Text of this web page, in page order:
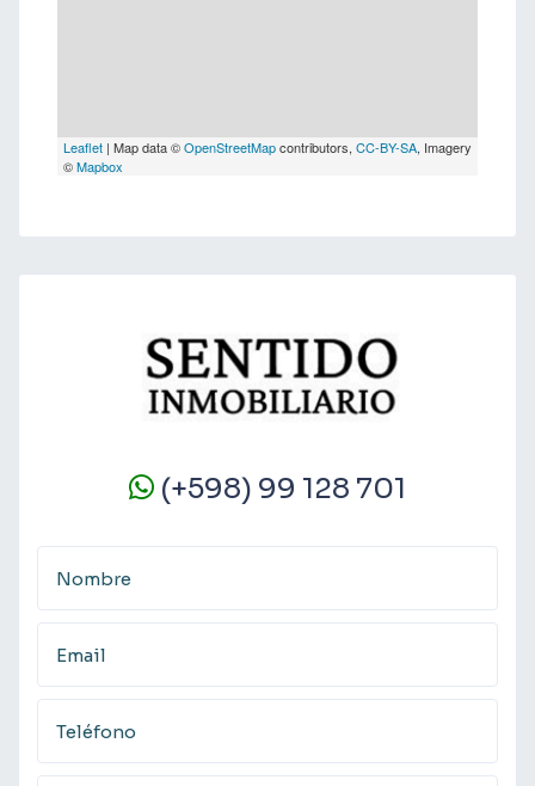
Leaflet | Map data ©OpenStreetMapcontributors, CC-BY-SA, Imagery
©Mapbox
(+598) 99 128 701